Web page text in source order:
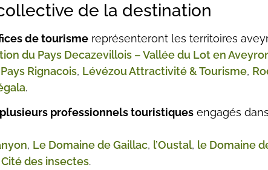
de la destination
de tourisme représenteront les territoires
du Pays Decazevillois – Vallée du Lot en
Pays Rignacois, Lévézou Attractivité & Tourisme,
.
plusieurs professionnels touristiques engagés
, Le Domaine de Gaillac, l’Oustal, le Domaine
des insectes.